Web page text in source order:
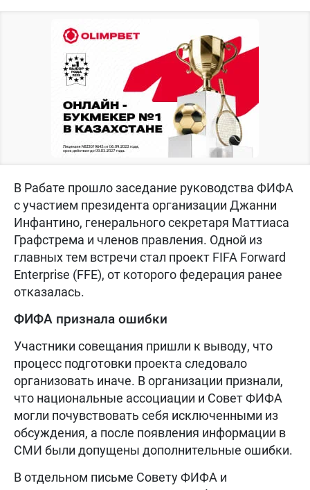
В Рабате прошло заседание руководства ФИФА
с участием президента организации Джанни
Инфантино, генерального секретаря Маттиаса
Графстрема и членов правления. Одной из
главных тем встречи стал проект FIFA Forward
Enterprise (FFE), от которого федерация ранее
отказалась.
ФИФА признала ошибки
Участники совещания пришли к выводу, что
процесс подготовки проекта следовало
организовать иначе. В организации признали,
что национальные ассоциации и Совет ФИФА
могли почувствовать себя исключенными из
обсуждения, а после появления информации в
СМИ были допущены дополнительные ошибки.
В отдельном письме Совету ФИФА и